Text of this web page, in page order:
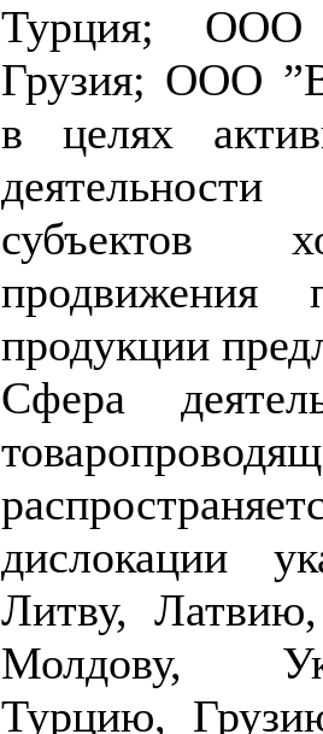
Турция; ООО
Грузия; ООО
в целях
субъектов
продвижения
продукции
Сфера
дислокации
Литву,
Молдову,
Турцию,